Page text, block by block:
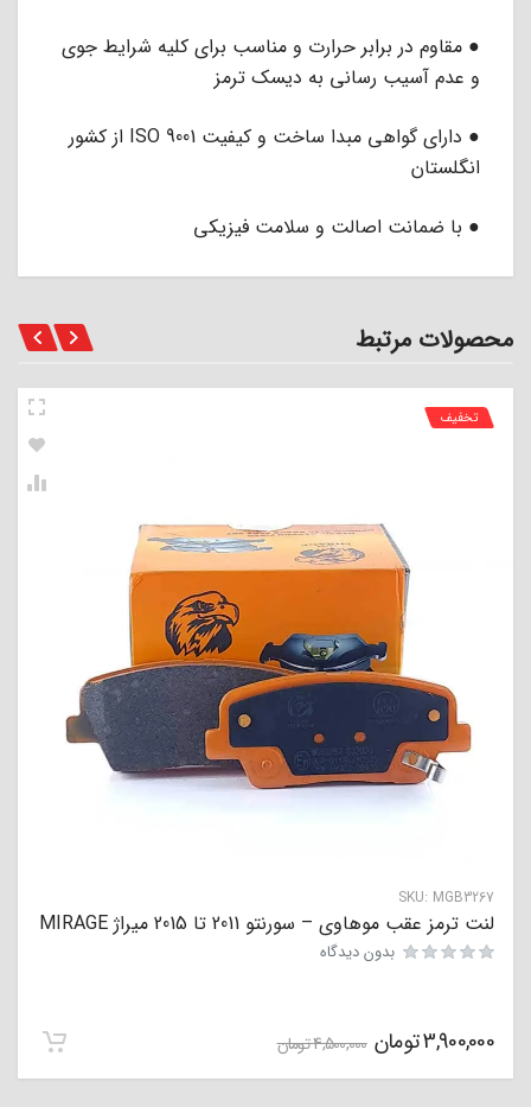
● مقاوم در برابر حرارت و مناسب برای کلیه شرایط جوی
و عدم آسیب رسانی به دیسک ترمز
● دارای گواهی مبدا ساخت و کیفیت ISO 9001 از کشور
انگلستان
● با ضمانت اصالت و سلامت فیزیکی
محصولات مرتبط
SKU: MGB3267
تخفیف
لنت ترمز عقب موهاوی – سورنتو 2011 تا 2015 میراژ MIRAGE
بدون دیدگاه
3,900,000تومان 4,500,000تومان